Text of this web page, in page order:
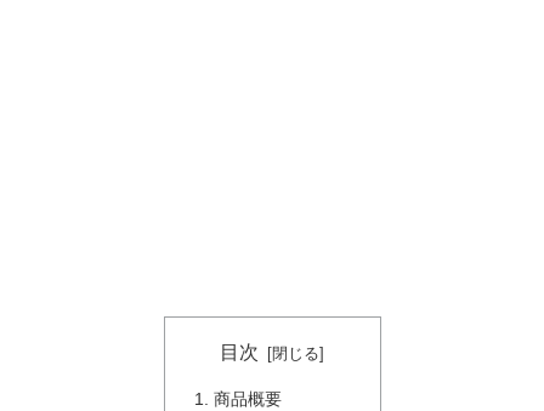
目次
商品概要